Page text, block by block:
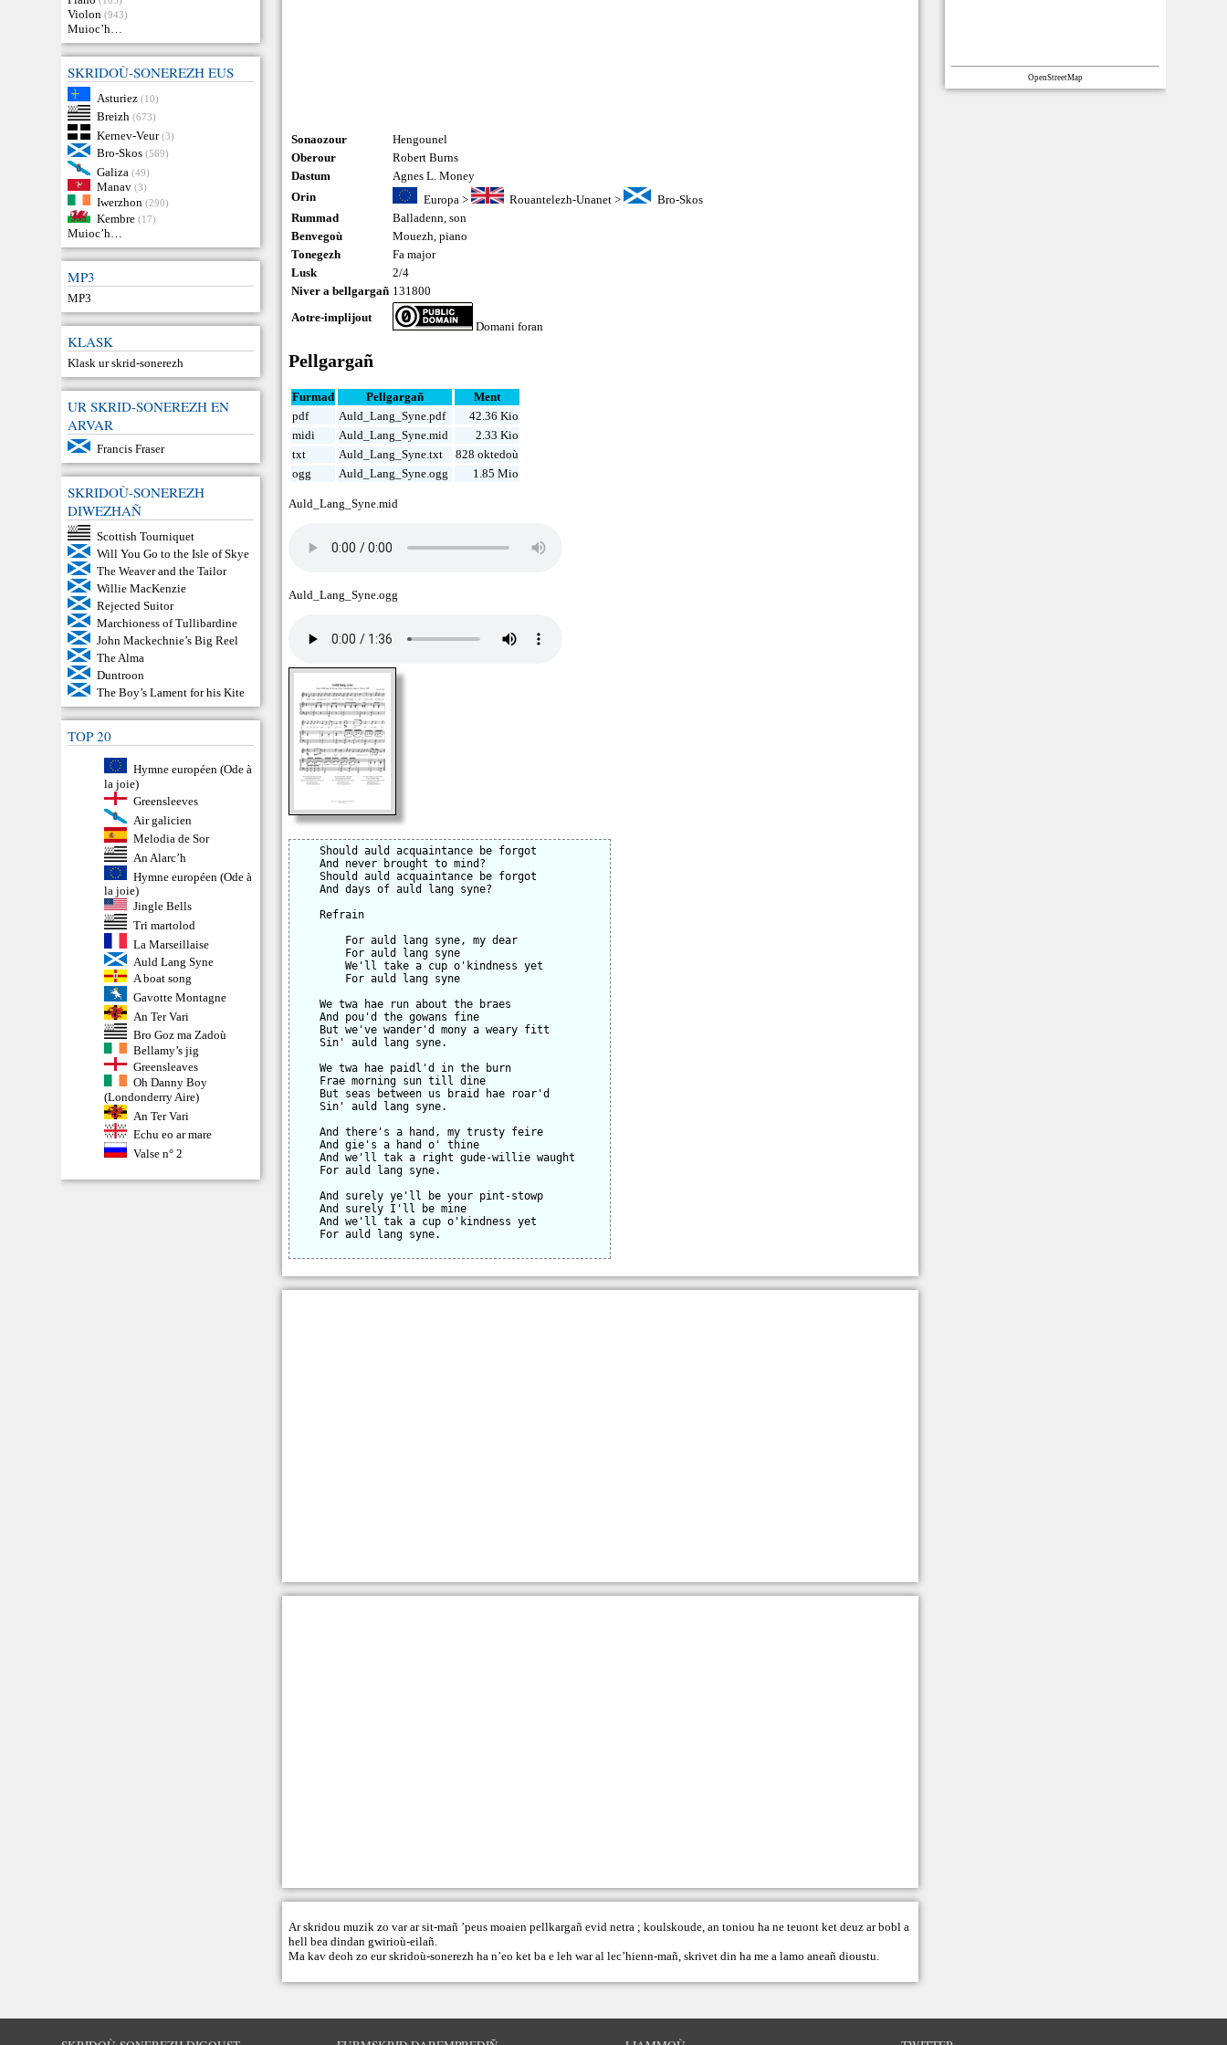
Violon (943)
Muioc’h…
SKRIDOÙ-SONEREZH EUS
Asturiez (10)
Breizh (673)
Kernev-Veur (3)
Bro-Skos (569)
Galiza (49)
Manav (3)
Iwerzhon (290)
Kembre (17)
Muioc’h…
MP3
MP3
KLASK
Klask ur skrid-sonerezh
UR SKRID-SONEREZH EN
ARVAR
Francis Fraser
SKRIDOÙ-SONEREZH
DIWEZHAÑ
Scottish Tourniquet
Will You Go to the Isle of Skye
The Weaver and the Tailor
Willie MacKenzie
Rejected Suitor
Marchioness of Tullibardine
John Mackechnie’s Big Reel
The Alma
Duntroon
The Boy’s Lament for his Kite
TOP 20
Hymne européen (Ode à
la joie)
Greensleeves
Air galicien
Melodia de Sor
An Alarc’h
Hymne européen (Ode à
la joie)
Jingle Bells
Tri martolod
La Marseillaise
Auld Lang Syne
A boat song
Gavotte Montagne
An Ter Vari
Bro Goz ma Zadoù
Bellamy’s jig
Greensleaves
Oh Danny Boy
(Londonderry Aire)
An Ter Vari
Echu eo ar mare
Valse n° 2
Sonaozour
Hengounel
Oberour
Robert Burns
Dastum
Agnes L. Money
Orin
Europa > Rouantelezh-Unanet >
Bro-Skos
Rummad
Balladenn ,son
Benvegoù
Mouezh ,piano
Tonegezh
Fa major
Lusk
2/4
Niver a bellgargañ 131800
Aotre-implijout
Domani foran
Pellgargañ
Furmad Pellgargañ
Ment
pdf
Auld_Lang_Syne.pdf
42.36 Kio
midi
Auld_Lang_Syne.mid
2.33 Kio
txt
Auld_Lang_Syne.txt
828 oktedoù
ogg
Auld_Lang_Syne.ogg 1.85 Mio
Auld_Lang_Syne.mid
Auld_Lang_Syne.ogg
    Should auld acquaintance be forgot
    And never brought to mind?
    Should auld acquaintance be forgot
    And days of auld lang syne?
    Refrain
        For auld lang syne, my dear
        For auld lang syne
        We'll take a cup o'kindness yet
        For auld lang syne
    We twa hae run about the braes
    And pou'd the gowans fine
    But we've wander'd mony a weary fitt
    Sin' auld lang syne.
    We twa hae paidl'd in the burn
    Frae morning sun till dine
    But seas between us braid hae roar'd
    Sin' auld lang syne.
    And there's a hand, my trusty feire
    And gie's a hand o' thine
    And we'll tak a right gude-willie waught
    For auld lang syne.
    And surely ye'll be your pint-stowp
    And surely I'll be mine
    And we'll tak a cup o'kindness yet
    For auld lang syne.
Ar skridou muzik zo var ar sit-mañ ’peus moaien pellkargañ evid netra ; koulskoude, an toniou ha ne teuont ket deuz ar bobl a
hell bea dindan gwirioù-eilañ.
Ma kav deoh zo eur skridoù-sonerezh ha n’eo ket ba e leh war al lec’hienn-mañ,skrivet din ha me a lamo aneañ dioustu.
OpenStreetMap